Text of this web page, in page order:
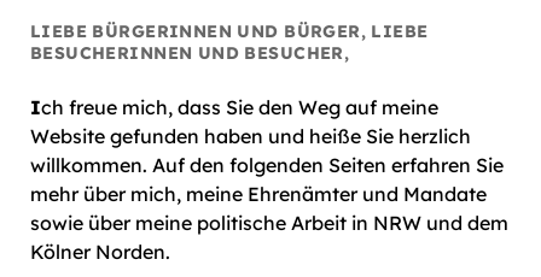
LIEBE BÜRGERINNEN UND BÜRGER, LIEBE
BESUCHERINNEN UND BESUCHER,
Ich freue mich, dass Sie den Weg auf meine
Website gefunden haben und heiße Sie herzlich
willkommen. Auf den folgenden Seiten erfahren Sie
mehr über mich, meine Ehrenämter und Mandate
sowie über meine politische Arbeit in NRW und dem
Kölner Norden.